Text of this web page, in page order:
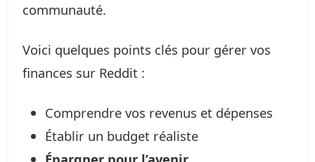
communauté.
Voici quelques points clés pour gérer vos
finances sur Reddit :
Comprendre vos revenus et dépenses
Établir un budget réaliste